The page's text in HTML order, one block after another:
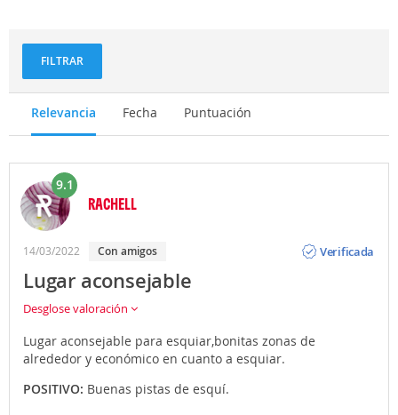
FILTRAR
Relevancia Fecha Puntuación
9.1
RACHELL
14/03/2022 con amigos
Verificada
Lugar aconsejable
Desglose valoración
Lugar aconsejable para esquiar,bonitas zonas de
alrededor y económico en cuanto a esquiar.
POSITIVO: Buenas pistas de esquí.